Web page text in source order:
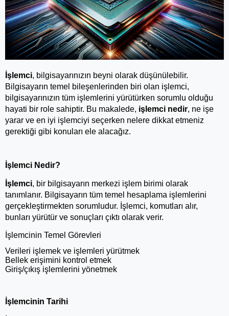
İşlemci, bilgisayarınızın beyni olarak düşünülebilir.
Bilgisayarın temel bileşenlerinden biri olan işlemci,
bilgisayarınızın tüm işlemlerini yürütürken sorumlu olduğu
hayati bir role sahiptir. Bu makalede, işlemci nedir, ne işe
yarar ve en iyi işlemciyi seçerken nelere dikkat etmeniz
gerektiği gibi konuları ele alacağız.
İşlemci Nedir?
İşlemci, bir bilgisayarın merkezi işlem birimi olarak
tanımlanır. Bilgisayarın tüm temel hesaplama işlemlerini
gerçekleştirmekten sorumludur. İşlemci, komutları alır,
bunları yürütür ve sonuçları çıktı olarak verir.
İşlemcinin Temel Görevleri
Verileri işlemek ve işlemleri yürütmek
Bellek erişimini kontrol etmek
Giriş/çıkış işlemlerini yönetmek
İşlemcinin Tarihi